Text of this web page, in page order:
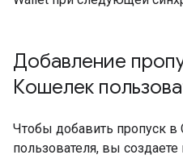
Добавление
Кошелек
Чтобы добавить пропуск
пользователя, вы